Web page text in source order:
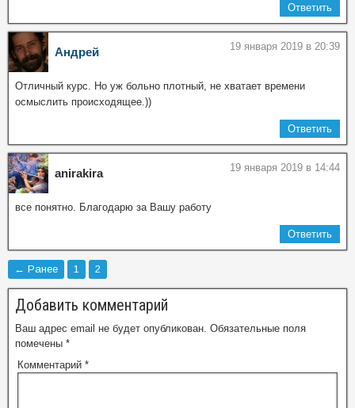
Ответить
Андрей 19 января 2019 в 20:39
Отличный курс. Но уж больно плотный, не хватает времени
осмыслить происходящее.))
Ответить
anirakira 19 января 2019 в 14:44
все понятно. Благодарю за Вашу работу
Ответить
← Ранее 1 2
Добавить комментарий
Ваш адрес email не будет опубликован. Обязательные поля
помечены *
Комментарий *